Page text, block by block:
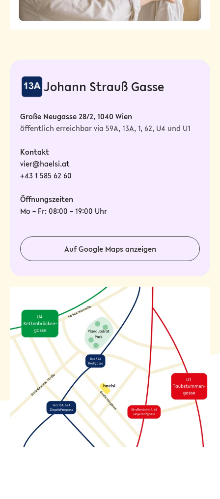
Johann Strauß Gasse
Große Neugasse 28/2, 1040 Wien
öffentlich erreichbar via 59A, 13A, 1, 62, U4 und U1
Kontakt
vier@haelsi.at
+43 1 585 62 60
Öffnungszeiten
Mo – Fr: 08:00 – 19:00 Uhr
Auf Google Maps anzeigen